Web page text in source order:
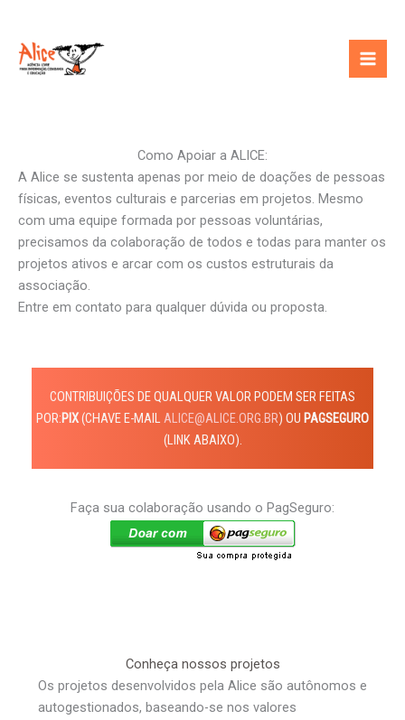
conteúdo
Como Apoiar a ALICE:
A Alice se sustenta apenas por meio de doações de pessoas
físicas, eventos culturais e parcerias em projetos. Mesmo
com uma equipe formada por pessoas voluntárias,
precisamos da colaboração de todos e todas para manter os
projetos ativos e arcar com os custos estruturais da
associação.
Entre em contato para qualquer dúvida ou proposta.
CONTRIBUIÇÕES DE QUALQUER VALOR PODEM SER FEITAS
POR:PIX(CHAVE E-MAIL ALICE@ALICE.ORG.BR) OU PAGSEGURO
(LINK ABAIXO).
Faça sua colaboração usando o PagSeguro:
Conheça nossos projetos
Os projetos desenvolvidos pela Alice são autônomos e
autogestionados, baseando-se nos valores